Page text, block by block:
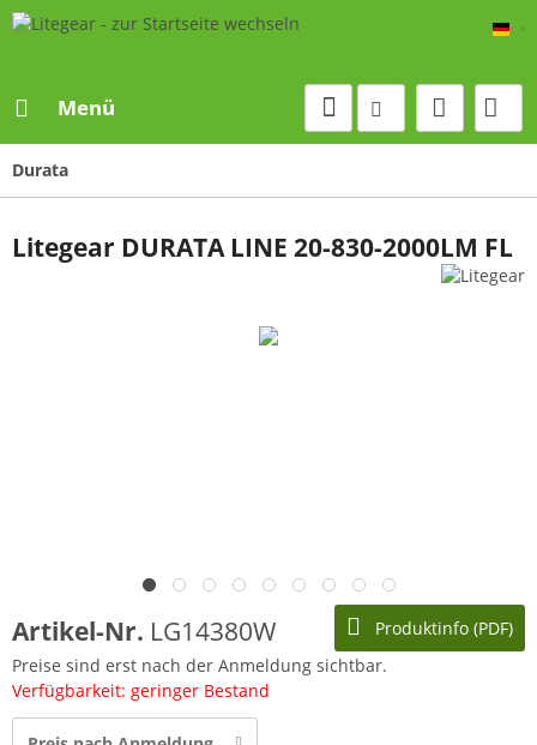
Menü
Durata
Litegear DURATA LINE 20-830-2000LM FL
Produktinfo (PDF)
Artikel-Nr. LG14380W
Preise sind erst nach der Anmeldung sichtbar.
Verfügbarkeit: geringer Bestand